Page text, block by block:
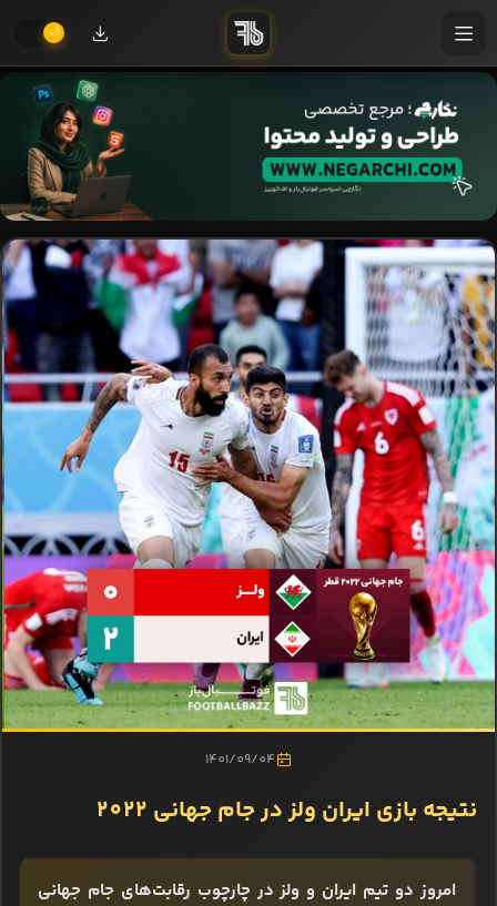
1401/09/04
نتیجه بازی ایران ولز در جام جهانی 2022
امروز دو تیم ایران و ولز در چارچوب رقابت‌های جام جهانی